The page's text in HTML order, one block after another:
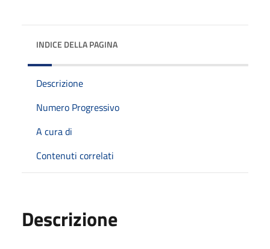
INDICE DELLA PAGINA
Descrizione
Numero Progressivo
A cura di
Contenuti correlati
Descrizione